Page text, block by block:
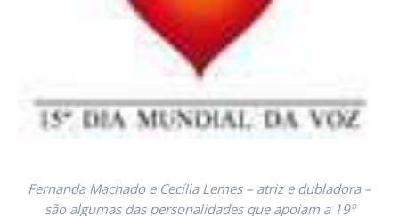
Fernanda Machado e Cecília Lemes – atriz e dubladora –
são algumas das personalidades que apoiam a 19º